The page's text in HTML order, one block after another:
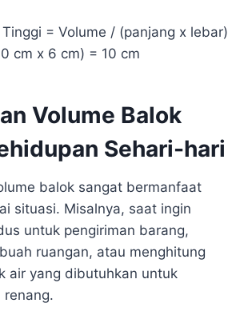
= Volume / (panjang x lebar)
cm x 6 cm) = 10 cm
Volume Balok
Sehari-hari
balok sangat bermanfaat
situasi. Misalnya, saat ingin
untuk pengiriman barang,
ruangan, atau menghitung
air yang dibutuhkan untuk
renang.